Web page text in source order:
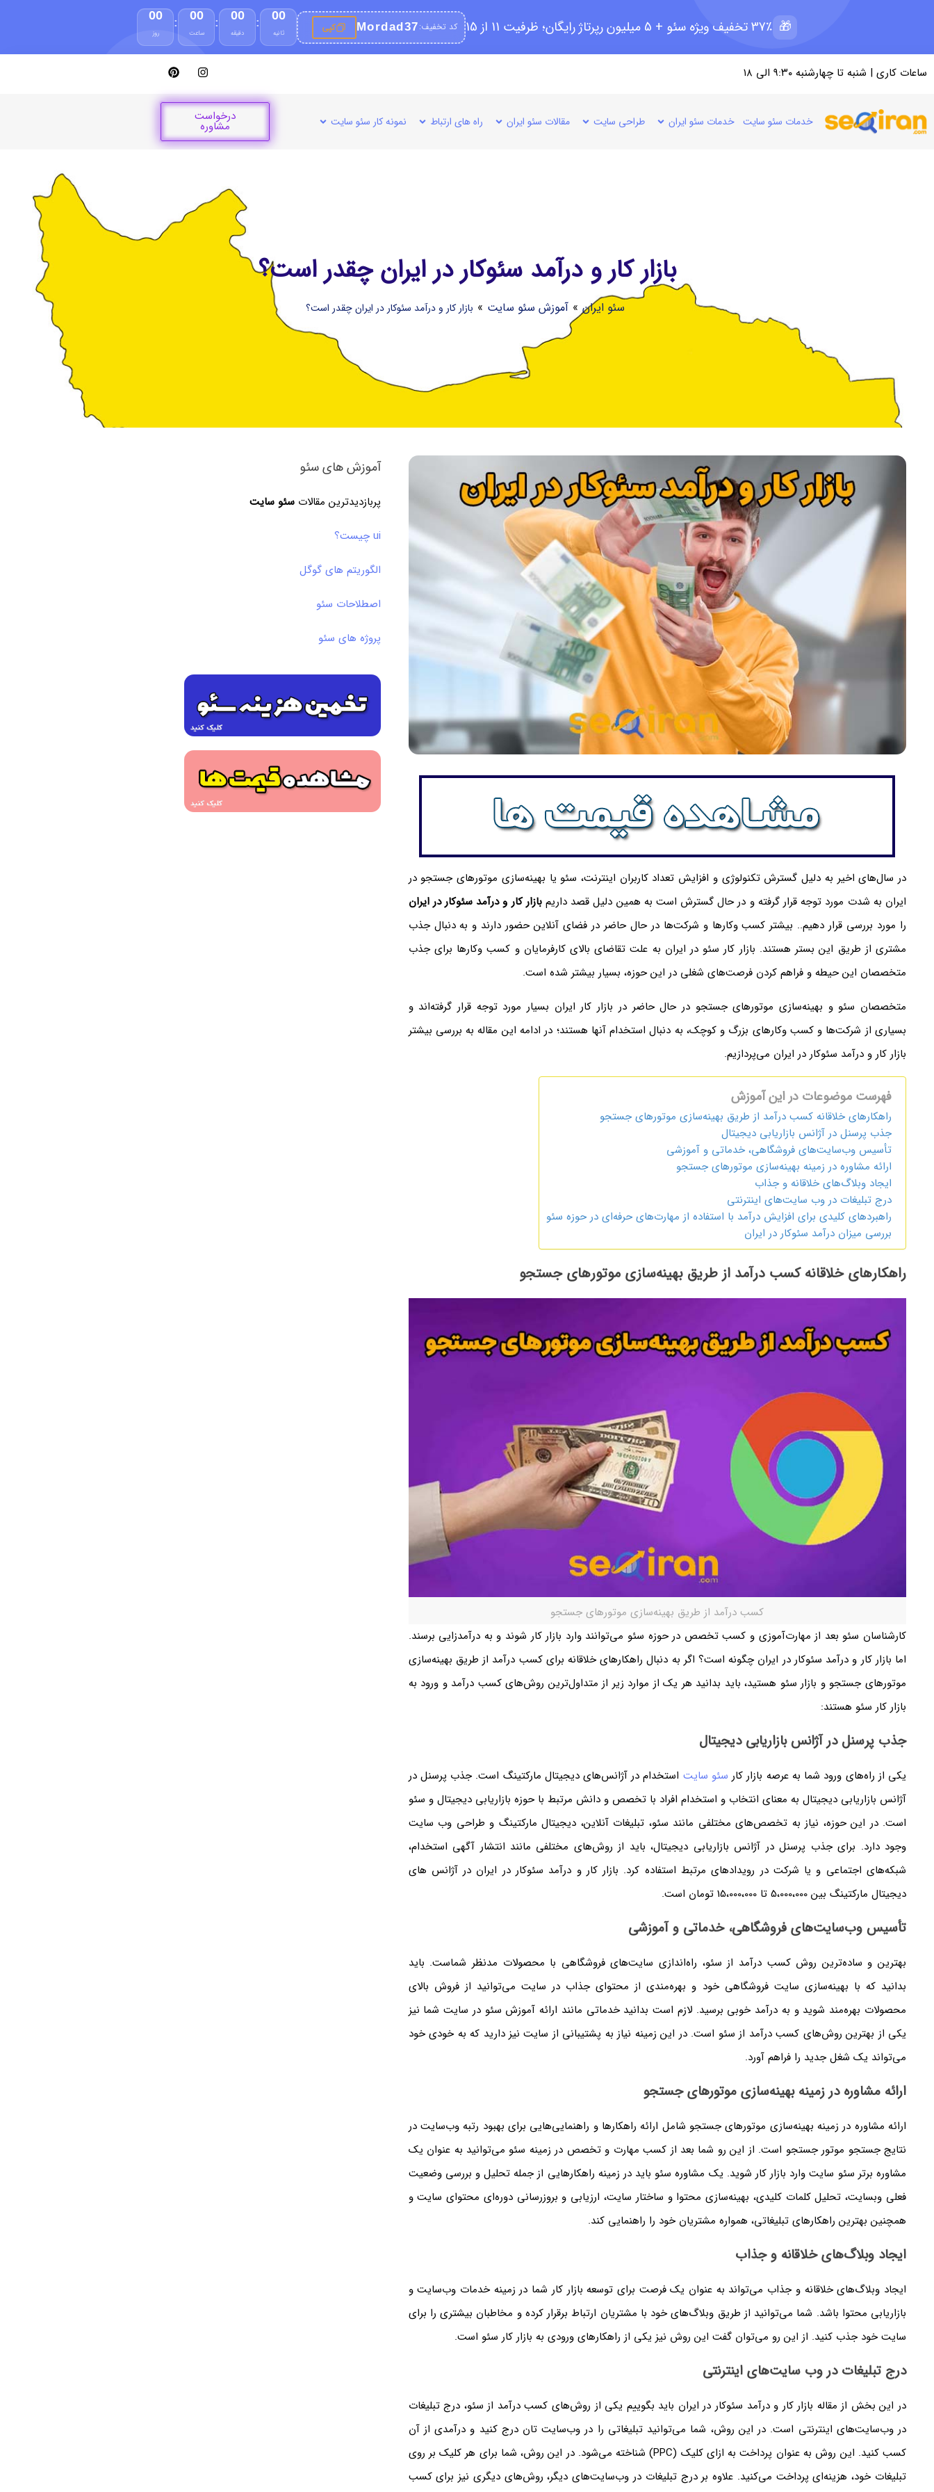
🎁 37٪ تخفیف ویژه سئو + 5 میلیون رپرتاژ رایگان؛ ظرفیت 11 از 15 کد تخفیف:Mordad37 کپی
00
روز
:
00
ساعت
:
00
دقیقه
:
00
ثانیه
ساعات کاری | شنبه تا چهارشنبه ۹:۳۰ الی ۱۸
خدمات سئو سایت خدمات سئو ایران طراحی سایت مقالات سئو ایران راه های ارتباط نمونه کار سئو سایت درخواست
مشاوره
بازار کار و درآمد سئوکار در ایران چقدر است؟
سئو ایران » آموزش سئو سایت » بازار کار و درآمد سئوکار در ایران چقدر است؟
در سال‌های اخیر به دلیل گسترش تکنولوژی و افزایش تعداد کاربران اینترنت، سئو یا بهینه‌سازی موتور‌های جستجو در
ایران به شدت مورد توجه قرار گرفته و در حال گسترش است به همین دلیل قصد داریمبازار کار و درآمد سئوکار در ایران
را مورد بررسی قرار دهیم.. بیشتر کسب وکار‌ها و شرکت‌ها در حال حاضر در فضای آنلاین حضور دارند و به دنبال جذب
مشتری از طریق این بستر هستند. بازار کار سئو در ایران به علت تقاضای بالای کارفرمایان و کسب وکار‌ها برای جذب
متخصصان این حیطه و فراهم کردن فرصت‌های شغلی در این حوزه، بسیار بیشتر شده است.
متخصصان سئو و بهینه‌سازی موتور‌های جستجو در حال حاضر در بازار کار ایران بسیار مورد توجه قرار گرفته‌اند و
بسیاری از شرکت‌ها و کسب وکار‌های بزرگ و کوچک، به دنبال استخدام آنها هستند؛ در ادامه این مقاله به بررسی بیشتر
بازار کار و درآمد سئوکار در ایران می‌پردازیم.
فهرست موضوعات در این آموزش
راهکار‌های خلاقانه کسب درآمد از طریق بهینه‌سازی موتور‌های جستجو
جذب پرسنل در آژانس بازاریابی دیجیتال
تأسیس وب‌سایت‌های فروشگاهی، خدماتی و آموزشی
ارائه مشاوره در زمینه بهینه‌سازی موتور‌های جستجو
ایجاد وبلاگ‌های خلاقانه و جذاب
درج تبلیغات در وب‌ سایت‌های اینترنتی
راهبرد‌های کلیدی برای افزایش درآمد با استفاده از مهارت‌های حرفه‌ای در حوزه سئو
بررسی میزان درآمد سئوکار در ایران
راهکار‌های خلاقانه کسب درآمد از طریق بهینه‌سازی موتور‌های جستجو
کسب درآمد از طریق بهینه‌سازی موتور‌های جستجو
کارشناسان سئو بعد از مهارت‌آموزی و کسب تخصص در حوزه سئو می‌توانند وارد بازار کار شوند و به درآمدزایی برسند.
اما بازار کار و درآمد سئوکار در ایران چگونه است؟ اگر به دنبال راهکار‌های خلاقانه برای کسب درآمد از طریق بهینه‌سازی
موتور‌های جستجو و بازار سئو هستید، باید بدانید هر یک از موارد زیر از متداول‌ترین روش‌های کسب درآمد و ورود به
بازار کار سئو هستند:
جذب پرسنل در آژانس بازاریابی دیجیتال
یکی از راه‌های ورود شما به عرصه بازار کار سئو سایت استخدام در آژانس‌های دیجیتال مارکتینگ است. جذب پرسنل در
آژانس بازاریابی دیجیتال به معنای انتخاب و استخدام افراد با تخصص و دانش مرتبط با حوزه بازاریابی دیجیتال و سئو
است. در این حوزه، نیاز به تخصص‌های مختلفی مانند سئو، تبلیغات آنلاین، دیجیتال مارکتینگ و طراحی وب سایت
وجود دارد. برای جذب پرسنل در آژانس بازاریابی دیجیتال، باید از روش‌های مختلفی مانند انتشار آگهی استخدام،
شبکه‌های اجتماعی و یا شرکت در رویداد‌های مرتبط استفاده کرد. بازار کار و درآمد سئوکار در ایران در آژانس های
دیجیتال مارکتینگ بین 5،000،000 تا 15،000،000 تومان است.
تأسیس وب‌سایت‌های فروشگاهی، خدماتی و آموزشی
بهترین و ساده‌ترین روش کسب درآمد از سئو، راه‌اندازی سایت‌های فروشگاهی با محصولات مدنظر شماست. باید
بدانید که با بهینه‌سازی سایت فروشگاهی خود و بهره‌مندی از محتوای جذاب در سایت می‌توانید از فروش بالای
محصولات بهره‌مند شوید و به درآمد خوبی برسید. لازم است بدانید خدماتی مانند ارائه آموزش سئو در سایت‌ شما نیز
یکی از بهترین روش‌های کسب درآمد از سئو است. در این زمینه نیاز به پشتیبانی از سایت نیز دارید که به خودی خود
می‌تواند یک شغل جدید را فراهم آورد.
ارائه مشاوره در زمینه بهینه‌سازی موتور‌های جستجو
ارائه مشاوره در زمینه بهینه‌سازی موتور‌های جستجو شامل ارائه راهکار‌ها و راهنمایی‌هایی برای بهبود رتبه وب‌سایت در
نتایج جستجو موتور‌ جستجو است. از این رو شما بعد از کسب مهارت و تخصص در زمینه سئو می‌توانید به عنوان یک
مشاوره برتر سئو سایت وارد بازار کار شوید. یک مشاوره سئو باید در زمینه راهکار‌هایی از جمله تحلیل و بررسی وضعیت
فعلی وبسایت، تحلیل کلمات کلیدی، بهینه‌سازی محتوا و ساختار سایت، ارزیابی و بروزرسانی دوره‌ای محتوای سایت و
همچنین بهترین راهکار‌های تبلیغاتی، همواره مشتریان خود را راهنمایی کند.
ایجاد وبلاگ‌های خلاقانه و جذاب
ایجاد وبلاگ‌های خلاقانه و جذاب می‌تواند به عنوان یک فرصت برای توسعه بازار کار شما در زمینه خدمات وب‌سایت و
بازاریابی محتوا باشد. شما می‌توانید از طریق وبلاگ‌های خود با مشتریان ارتباط برقرار کرده و مخاطبان بیشتری را برای
سایت خود جذب کنید. از این رو می‌توان گفت این روش نیز یکی از راهکار‌های ورودی به بازار کار سئو است.
درج تبلیغات در وب‌ سایت‌های اینترنتی
در این بخش از مقاله بازار کار و درآمد سئوکار در ایران باید بگوییم یکی از روش‌های کسب درآمد از سئو، درج تبلیغات
در وب‌سایت‌های اینترنتی است. در این روش، شما می‌توانید تبلیغاتی را در وب‌سایت‌ تان درج کنید و درآمدی از آن
کسب کنید. این روش به عنوان پرداخت به ازای کلیک (PPC) شناخته می‌شود. در این روش، شما برای هر کلیک بر روی
تبلیغات خود، هزینه‌ای پرداخت می‌کنید. علاوه بر درج تبلیغات در وب‌سایت‌های دیگر، روش‌های دیگری نیز برای کسب
آموزش های سئو
پربازدیدترین مقالاتسئو سایت
ui چیست؟
الگوریتم های گوگل
اصطلاحات سئو
پروژه های سئو